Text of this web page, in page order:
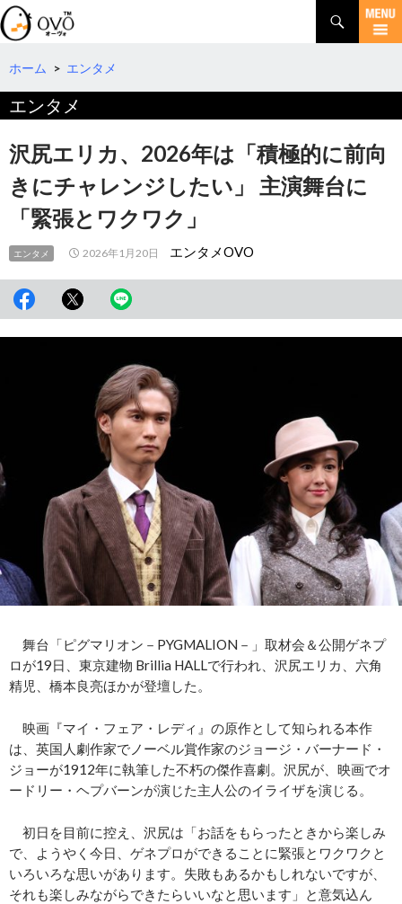
検
索
コ
テ
へ
移
動
ホーム > エンタメ
エンタメ
沢尻エリカ、2026年は「積極的に前向
きにチャレンジしたい」 主演舞台に
「緊張とワクワク」
エンタメ 2026年1月20日 エンタメOVO
舞台「ピグマリオン－PYGMALION－」取材会＆公開ゲネプ
ロが19日、東京建物 Brillia HALLで行われ、沢尻エリカ、六角
精児、橋本良亮ほかが登壇した。
映画『マイ・フェア・レディ』の原作として知られる本作
は、英国人劇作家でノーベル賞作家のジョージ・バーナード・
ジョーが1912年に執筆した不朽の傑作喜劇。沢尻が、映画でオ
ードリー・ヘプバーンが演じた主人公のイライザを演じる。
初日を目前に控え、沢尻は「お話をもらったときから楽しみ
で、ようやく今日、ゲネプロができることに緊張とワクワクと
いろいろな思いがあります。失敗もあるかもしれないですが、
それも楽しみながらできたらいいなと思います」と意気込ん